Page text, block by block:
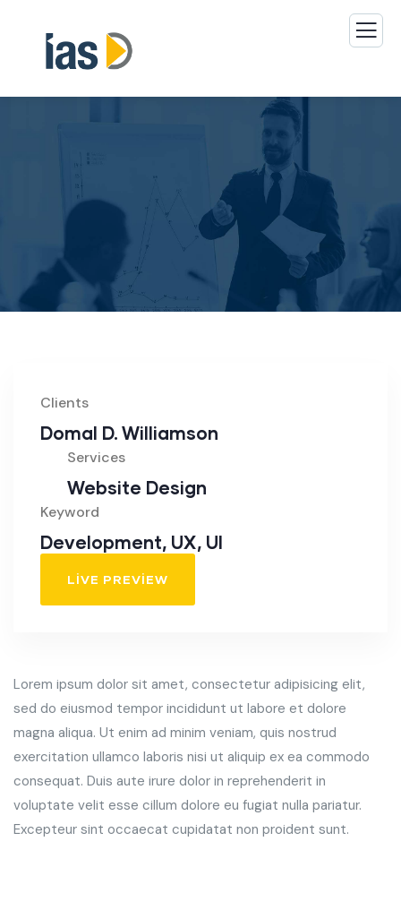
Clients
Domal D. Williamson
Services
Website Design
Keyword
Development, UX, UI
LIVE PREVIEW
Lorem ipsum dolor sit amet, consectetur adipisicing elit,
sed do eiusmod tempor incididunt ut labore et dolore
magna aliqua. Ut enim ad minim veniam, quis nostrud
exercitation ullamco laboris nisi ut aliquip ex ea commodo
consequat. Duis aute irure dolor in reprehenderit in
voluptate velit esse cillum dolore eu fugiat nulla pariatur.
Excepteur sint occaecat cupidatat non proident sunt.